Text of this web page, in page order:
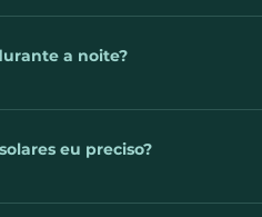
sistema de geração de
zerar completamente a
até mesmo gere crédito junto
a noite?
é utilizada na hora em que
descontos na sua conta
eu preciso?
base na sua fatura de